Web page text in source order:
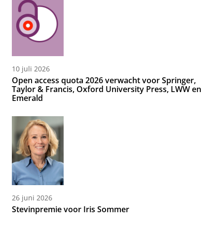
10 juli 2026
Open access quota 2026 verwacht voor Springer,
Taylor & Francis, Oxford University Press, LWW en
Emerald
26 juni 2026
Stevinpremie voor Iris Sommer